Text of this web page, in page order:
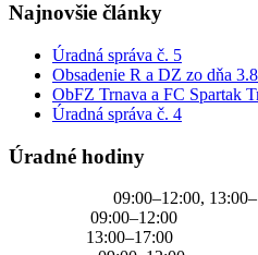
Najnovšie články
Úradná správa č. 5
Obsadenie R a DZ zo dňa
ObFZ Trnava a FC Spartak
Úradná správa č. 4
Úradné hodiny
09:00–12:00,
09:00–12:00
13:00–17:00